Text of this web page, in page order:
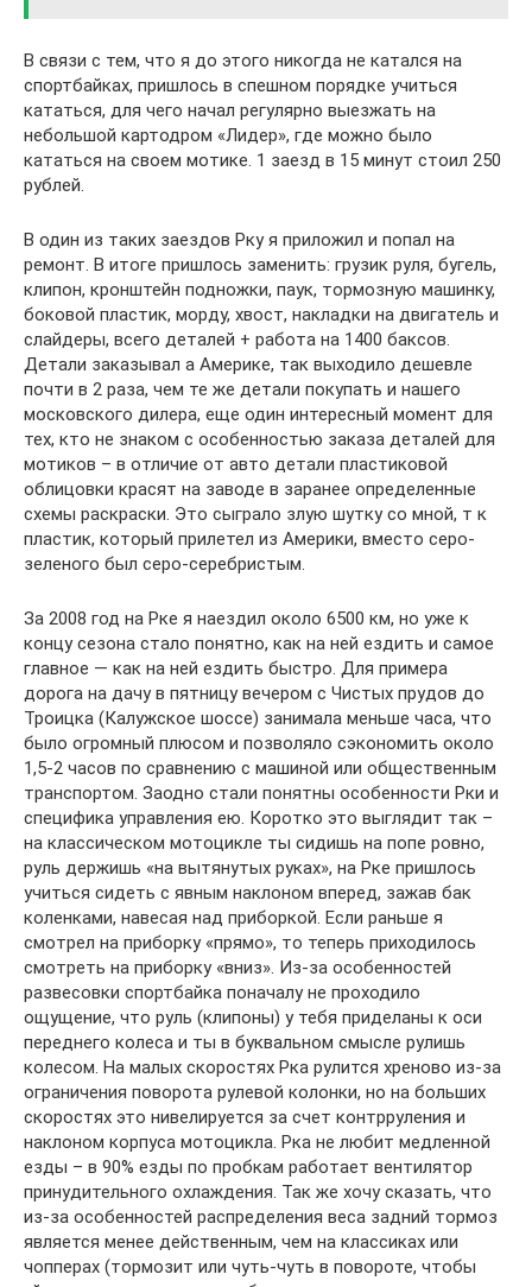
В связи с тем, что я до этого никогда не катался на
спортбайках, пришлось в спешном порядке учиться
кататься, для чего начал регулярно выезжать на
небольшой картодром «Лидер», где можно было
кататься на своем мотике. 1 заезд в 15 минут стоил 250
рублей.
В один из таких заездов Рку я приложил и попал на
ремонт. В итоге пришлось заменить: грузик руля, бугель,
клипон, кронштейн подножки, паук, тормозную машинку,
боковой пластик, морду, хвост, накладки на двигатель и
слайдеры, всего деталей + работа на 1400 баксов.
Детали заказывал а Америке, так выходило дешевле
почти в 2 раза, чем те же детали покупать и нашего
московского дилера, еще один интересный момент для
тех, кто не знаком с особенностью заказа деталей для
мотиков – в отличие от авто детали пластиковой
облицовки красят на заводе в заранее определенные
схемы раскраски. Это сыграло злую шутку со мной, т к
пластик, который прилетел из Америки, вместо серо-
зеленого был серо-серебристым.
За 2008 год на Рке я наездил около 6500 км, но уже к
концу сезона стало понятно, как на ней ездить и самое
главное — как на ней ездить быстро. Для примера
дорога на дачу в пятницу вечером с Чистых прудов до
Троицка (Калужское шоссе) занимала меньше часа, что
было огромный плюсом и позволяло сэкономить около
1,5-2 часов по сравнению с машиной или общественным
транспортом. Заодно стали понятны особенности Рки и
специфика управления ею. Коротко это выглядит так –
на классическом мотоцикле ты сидишь на попе ровно,
руль держишь «на вытянутых руках», на Рке пришлось
учиться сидеть с явным наклоном вперед, зажав бак
коленками, навесая над приборкой. Если раньше я
смотрел на приборку «прямо», то теперь приходилось
смотреть на приборку «вниз». Из-за особенностей
развесовки спортбайка поначалу не проходило
ощущение, что руль (клипоны) у тебя приделаны к оси
переднего колеса и ты в буквальном смысле рулишь
колесом. На малых скоростях Рка рулится хреново из-за
ограничения поворота рулевой колонки, но на больших
скоростях это нивелируется за счет контрруления и
наклоном корпуса мотоцикла. Рка не любит медленной
езды – в 90% езды по пробкам работает вентилятор
принудительного охлаждения. Так же хочу сказать, что
из-за особенностей распределения веса задний тормоз
является менее действенным, чем на классиках или
чопперах (тормозит или чуть-чуть в повороте, чтобы